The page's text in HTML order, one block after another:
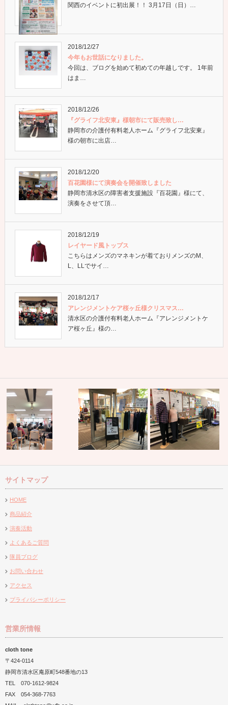
関西のイベントに初出展！！ 3月17日（日）…
2018/12/27
今年もお世話になりました。
今回は、ブログを始めて初めての年越しです。 1年前
はま…
2018/12/26
『グライフ北安東』様朝市にて販売致し…
静岡市の介護付有料老人ホーム『グライフ北安東』
様の朝市に出店…
2018/12/20
百花園様にて演奏会を開催致しました
静岡市清水区の障害者支援施設『百花園』様にて、
演奏をさせて頂…
2018/12/19
レイヤード風トップス
こちらはメンズのマネキンが着ておりメンズのM、
L、LLでサイ…
2018/12/17
アレンジメントケア桜ヶ丘様クリスマス…
清水区の介護付有料老人ホーム『アレンジメントケ
ア桜ヶ丘』様の…
『亀寿の郷』様にぎやか祭りに
て販売、演奏…
『海山荘』様の夏祭りに出店致『静岡県立中央特別支援
サイトマップ
HOME
商品紹介
演奏活動
よくあるご質問
隊員ブログ
お問い合わせ
アクセス
プライバシーポリシー
営業所情報
cloth tone
〒424-0114
静岡市清水区庵原町548番地の13
TEL 070-1612-9824
FAX 054-368-7763